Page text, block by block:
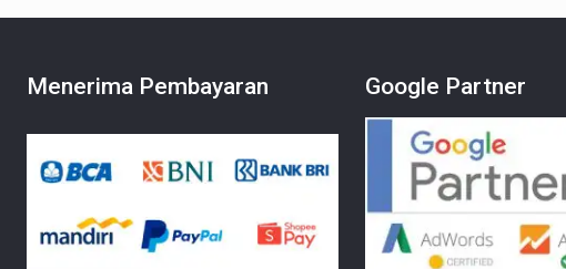
Menerima Pembayaran Google Partner